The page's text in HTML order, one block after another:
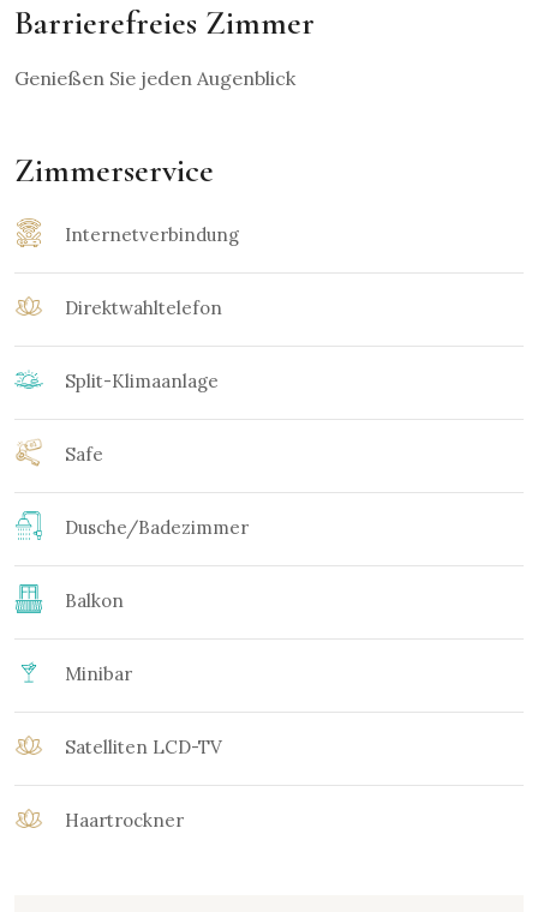
Barrierefreies Zimmer
Genießen Sie jeden Augenblick
Zimmerservice
Internetverbindung
Direktwahltelefon
Split-Klimaanlage
Safe
Dusche/Badezimmer
Balkon
Minibar
Satelliten LCD-TV
Haartrockner